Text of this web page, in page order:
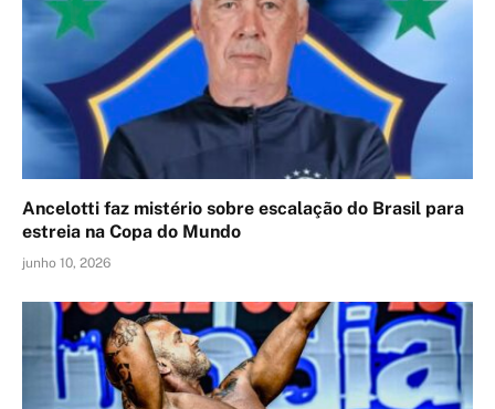
Ancelotti faz mistério sobre escalação do Brasil para
estreia na Copa do Mundo
junho 10, 2026